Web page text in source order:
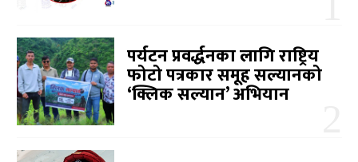
पर्यटन प्रवर्द्धनका लागि राष्ट्रिय
फोटो पत्रकार समूह सल्यानको
‘क्लिक सल्यान’ अभियान